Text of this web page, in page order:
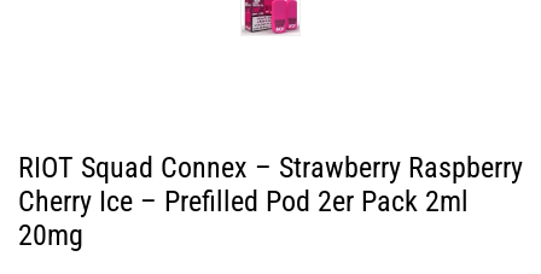
RIOT Squad Connex – Strawberry Raspberry
Cherry Ice – Prefilled Pod 2er Pack 2ml
20mg